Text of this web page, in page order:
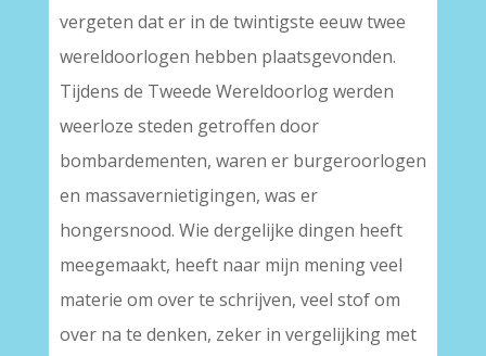
vergeten dat er in de twintigste eeuw twee
wereldoorlogen hebben plaatsgevonden.
Tijdens de Tweede Wereldoorlog werden
weerloze steden getroffen door
bombardementen, waren er burgeroorlogen
en massavernietigingen, was er
hongersnood. Wie dergelijke dingen heeft
meegemaakt, heeft naar mijn mening veel
materie om over te schrijven, veel stof om
over na te denken, zeker in vergelijking met